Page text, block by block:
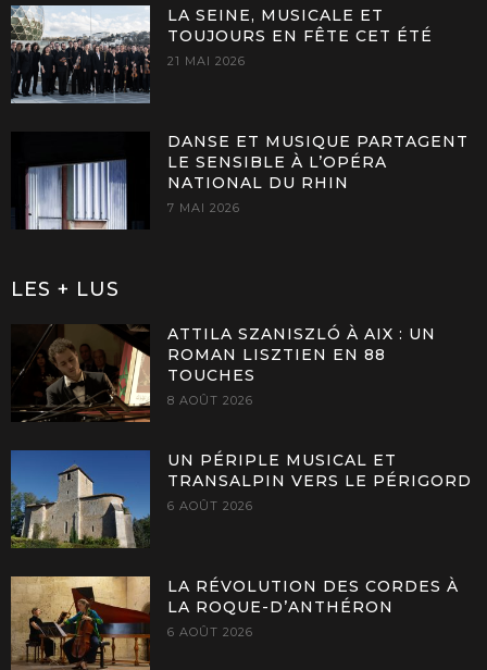
LA SEINE, MUSICALE ET
TOUJOURS EN FÊTE CET ÉTÉ
21 MAI 2026
DANSE ET MUSIQUE PARTAGENT
LE SENSIBLE À L’OPÉRA
NATIONAL DU RHIN
7 MAI 2026
LES + LUS
ATTILA SZANISZLÓ À AIX : UN
ROMAN LISZTIEN EN 88
TOUCHES
8 AOÛT 2026
UN PÉRIPLE MUSICAL ET
TRANSALPIN VERS LE PÉRIGORD
6 AOÛT 2026
LA RÉVOLUTION DES CORDES À
LA ROQUE-D’ANTHÉRON
6 AOÛT 2026